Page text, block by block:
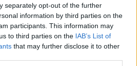
separately opt-out of the further
information by third parties on the
participants. This information may
to third parties on the IAB’s List of
that may further disclose it to other
reklama
spaluje také pivovarské mláto, ale
tedy několik tisíc tun. "Prazdroj s
plány. Zase jsme připraveni na